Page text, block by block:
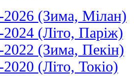
2026 (Зима, Мілан)
2024 (Літо, Паріж)
2022 (Зима, Пекін)
(Літо, Токіо)